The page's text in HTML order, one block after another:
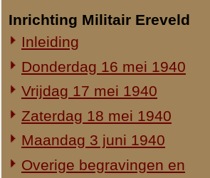
Monument 8 R.I. (2010-heden)
Monument gevallenen zonder
aanwijsbaar graf
Duitse begravingen 1940-1945
Herdenking 8 R.I. 2e Pinksterdag
2e Pinksterdag 2005
2e Pinksterdag 2004
2e Pinksterdag 2003
2e Pinksterdag 1999 - 2002